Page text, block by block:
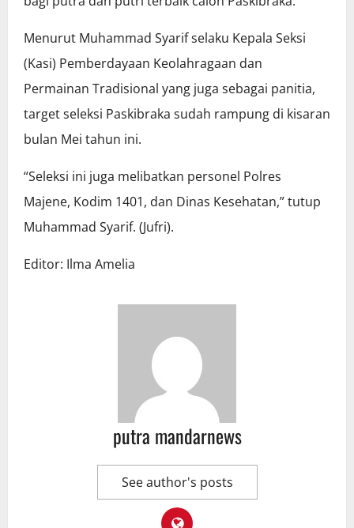
Menurut Muhammad Syarif selaku Kepala Seksi
(Kasi) Pemberdayaan Keolahragaan dan
Permainan Tradisional yang juga sebagai panitia,
target seleksi Paskibraka sudah rampung di kisaran
bulan Mei tahun ini.
“Seleksi ini juga melibatkan personel Polres
Majene, Kodim 1401, dan Dinas Kesehatan,” tutup
Muhammad Syarif. (Jufri).
Editor: Ilma Amelia
putra mandarnews
See author's posts